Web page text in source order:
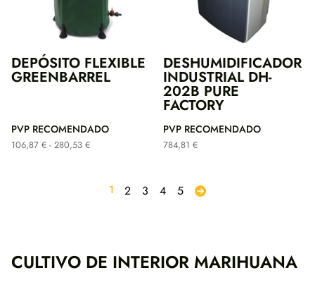
CULTIVO DE INTERIOR MARIHUANA
DEPÓSITO FLEXIBLE
GREENBARREL
PVP RECOMENDADO
106,87 € - 280,53 €Rango
desde
106,87 €
DESHUMIDIFICADOR
INDUSTRIAL DH-
202B PURE
FACTORY
PVP RECOMENDADO
784,81 €
1 2 3 4 5